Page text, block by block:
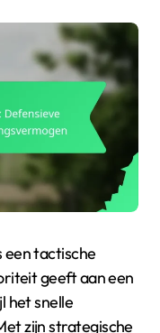
een tactische
geeft aan een
het snelle
zijn strategische